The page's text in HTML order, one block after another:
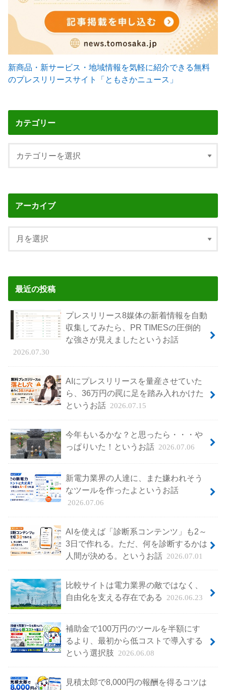
新商品・新サービス・地域情報を気軽に紹介できる無料
のプレスリリースサイト「ともさかニュース」
カテゴリー
アーカイブ
最近の投稿
プレスリリース8媒体の新着情報を自動
収集してみたら、PR TIMESの圧倒的
な強さが見えましたというお話
2026.07.30
AIにプレスリリースを量産させていた
ら、36万円の罠に足を踏み入れかけた
というお話 2026.07.15
今年もいるかな？と思ったら・・・や
っぱりいた！というお話 2026.07.06
新電力業界の人達に、また嫌われそう
なツールを作ったよというお話
2026.07.06
AIを使えば「診断系コンテンツ」も2～
3日で作れる。ただ、何を診断するかは
人間が決める。というお話 2026.07.01
比較サイトは電力業界の敵ではなく、
自由化を支える存在である
2026.06.23
補助金で100万円のツールを半額にす
るより、最初から低コストで導入する
という選択肢
2026.06.08
見積太郎で8,000円の報酬を得るコツは